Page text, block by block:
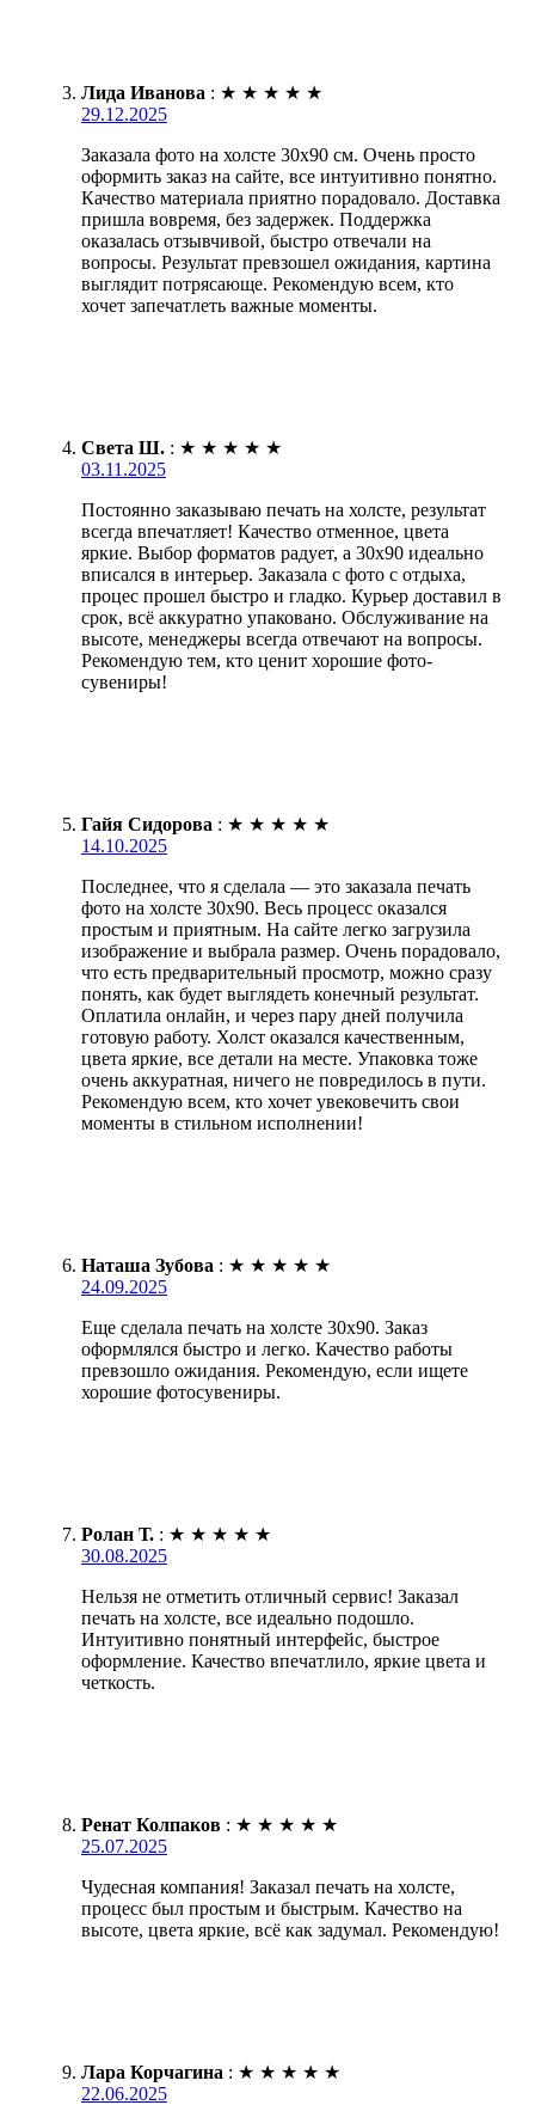
Лида Иванова : ★ ★ ★ ★ ★
29.12.2025
Заказала фото на холсте 30х90 см. Очень просто
оформить заказ на сайте, все интуитивно понятно.
Качество материала приятно порадовало. Доставка
пришла вовремя, без задержек. Поддержка
оказалась отзывчивой, быстро отвечали на
вопросы. Результат превзошел ожидания, картина
выглядит потрясающе. Рекомендую всем, кто
хочет запечатлеть важные моменты.
Света Ш. : ★ ★ ★ ★ ★
03.11.2025
Постоянно заказываю печать на холсте, результат
всегда впечатляет! Качество отменное, цвета
яркие. Выбор форматов радует, а 30х90 идеально
вписался в интерьер. Заказала с фото с отдыха,
процес прошел быстро и гладко. Курьер доставил в
срок, всё аккуратно упаковано. Обслуживание на
высоте, менеджеры всегда отвечают на вопросы.
Рекомендую тем, кто ценит хорошие фото-
сувениры!
Гайя Сидорова : ★ ★ ★ ★ ★
14.10.2025
Последнее, что я сделала — это заказала печать
фото на холсте 30х90. Весь процесс оказался
простым и приятным. На сайте легко загрузила
изображение и выбрала размер. Очень порадовало,
что есть предварительный просмотр, можно сразу
понять, как будет выглядеть конечный результат.
Оплатила онлайн, и через пару дней получила
готовую работу. Холст оказался качественным,
цвета яркие, все детали на месте. Упаковка тоже
очень аккуратная, ничего не повредилось в пути.
Рекомендую всем, кто хочет увековечить свои
моменты в стильном исполнении!
Наташа Зубова : ★ ★ ★ ★ ★
24.09.2025
Еще сделала печать на холсте 30х90. Заказ
оформлялся быстро и легко. Качество работы
превзошло ожидания. Рекомендую, если ищете
хорошие фотосувениры.
Ролан Т. : ★ ★ ★ ★ ★
30.08.2025
Нельзя не отметить отличный сервис! Заказал
печать на холсте, все идеально подошло.
Интуитивно понятный интерфейс, быстрое
оформление. Качество впечатлило, яркие цвета и
четкость.
Ренат Колпаков : ★ ★ ★ ★ ★
25.07.2025
Чудесная компания! Заказал печать на холсте,
процесс был простым и быстрым. Качество на
высоте, цвета яркие, всё как задумал. Рекомендую!
Лара Корчагина : ★ ★ ★ ★ ★
22.06.2025